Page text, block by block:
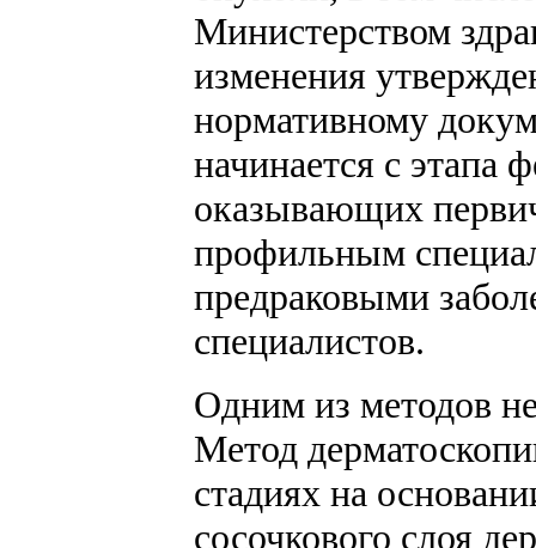
Министерством
изменения
нормативному
начинается с этапа
оказывающих
профильным
предраковыми
специалистов.
Одним из методов
Метод
стадиях на
сосочкового слоя